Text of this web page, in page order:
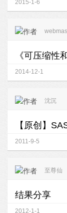
2015-1-6
《可压缩性
2014-12-1
沈沉
【原创】
2011-9-5
至尊仙
结果分享
2012-1-1